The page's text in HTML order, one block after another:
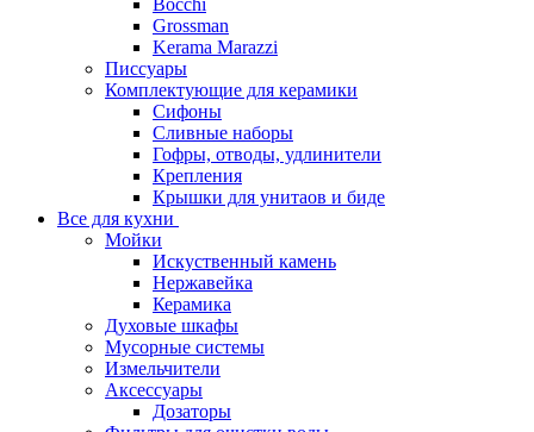
Bocchi
Grossman
Kerama Marazzi
Писсуары
Комплектующие для керамики
Сифоны
Сливные наборы
Гофры, отводы, удлинители
Крепления
Крышки для унитаов и биде
Все для кухни
Мойки
Искуственный камень
Нержавейка
Керамика
Духовые шкафы
Мусорные системы
Измельчители
Аксессуары
Дозаторы